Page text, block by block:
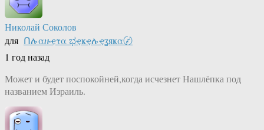
Николай Соколов
для Ոሉαዙҿτα ಭҿҝҿሉҿʓяҝα〄
1 год назад
Может и будет поспокойней,когда исчезнет Нашлёпка под
названием Израиль.